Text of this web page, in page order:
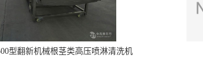
型翻新机械根茎类高压喷淋清洗机